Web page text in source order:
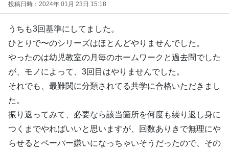
投稿日時：2024年 01月 23日 15:18
うちも3回基準にしてました。
ひとりで〜のシリーズはほとんどやりませんでした。
やったのは幼児教室の月毎のホームワークと過去問でした
が、モノによって、3回目はやりませんでした。
それでも、最難関に分類されてる共学に合格いただきまし
た。
振り返ってみて、必要なら該当箇所を何度も繰り返し身に
つくまでやればいいと思いますが、回数ありきで無理にや
らせるとペーパー嫌いになっちゃいそうだったので、その